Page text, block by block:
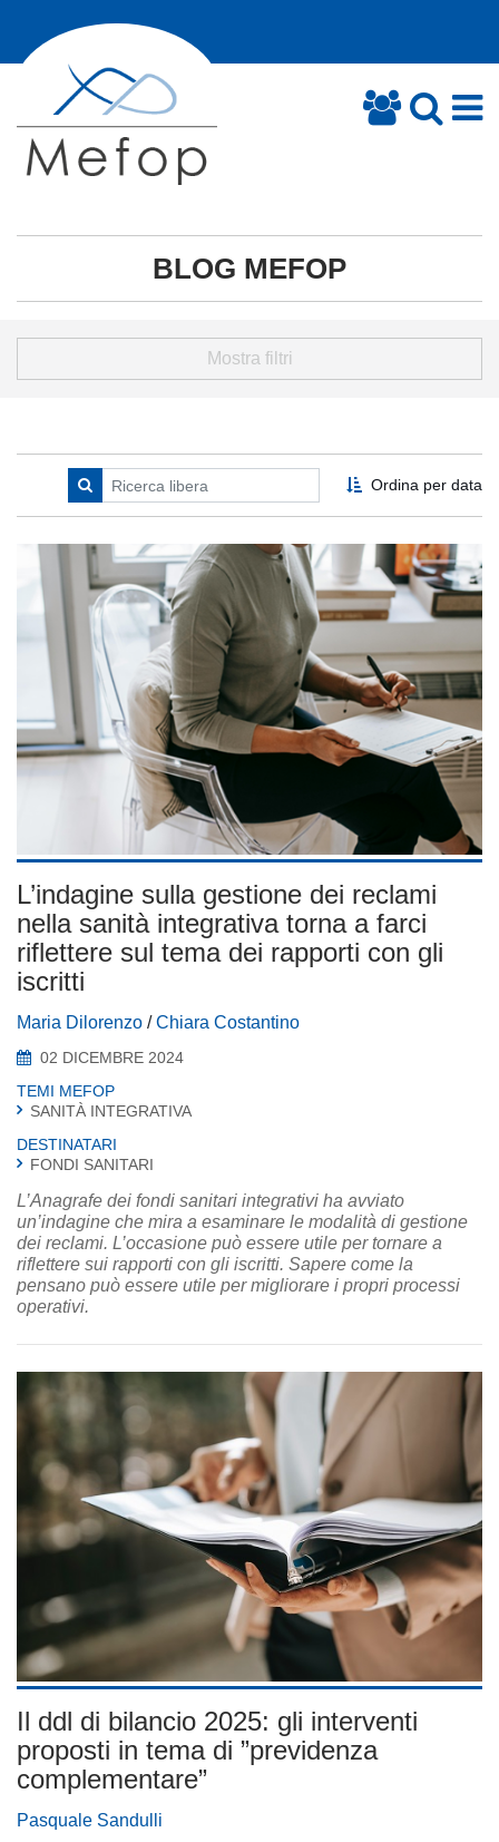
BLOG MEFOP
Mostra filtri
Ordina per data
L’indagine sulla gestione dei reclami
nella sanità integrativa torna a farci
riflettere sul tema dei rapporti con gli
iscritti
Maria Dilorenzo /Chiara Costantino
02 DICEMBRE 2024
TEMI MEFOP
SANITÀ INTEGRATIVA
DESTINATARI
FONDI SANITARI
L’Anagrafe dei fondi sanitari integrativi ha avviato
un’indagine che mira a esaminare le modalità di gestione
dei reclami. L’occasione può essere utile per tornare a
riflettere sui rapporti con gli iscritti. Sapere come la
pensano può essere utile per migliorare i propri processi
operativi.
Il ddl di bilancio 2025: gli interventi
proposti in tema di ”previdenza
complementare”
Pasquale Sandulli